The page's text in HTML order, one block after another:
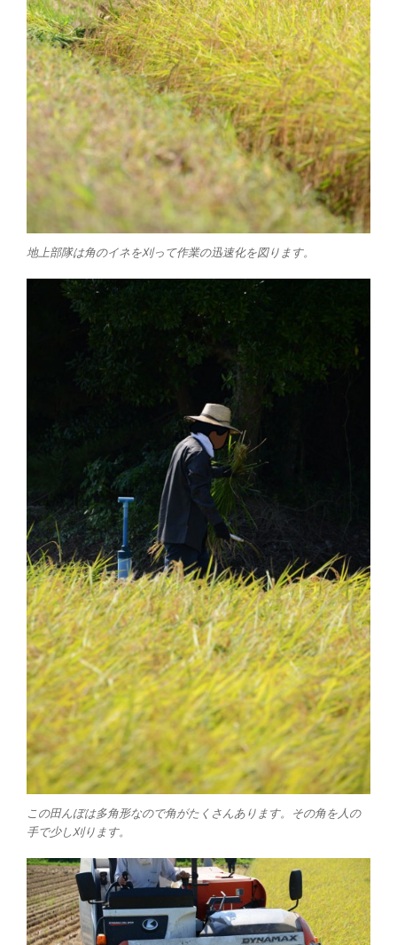
地上部隊は角のイネを刈って作業の迅速化を図ります。
この田んぼは多角形なので角がたくさんあります。その角を人の
手で少し刈ります。